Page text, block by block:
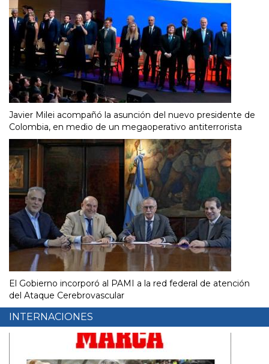
Javier Milei acompañó la asunción del nuevo presidente de
Colombia, en medio de un megaoperativo antiterrorista
El Gobierno incorporó al PAMI a la red federal de atención
del Ataque Cerebrovascular
INTERNACIONES